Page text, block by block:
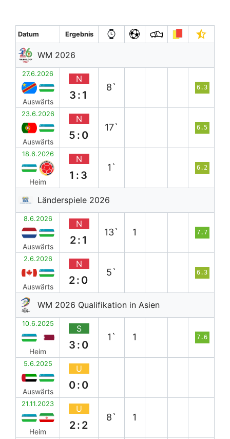
Datum Ergebnis
WM 2026
27.6.2026
Auswärts
N
3:1
8` 6.3
23.6.2026
Auswärts
N
5:0
17` 6.5
18.6.2026
Heim
N
1:3
1` 6.2
Länderspiele 2026
8.6.2026
Auswärts
N
2:1
13` 1 7.7
2.6.2026
Auswärts
N
2:0
5` 6.3
WM 2026 Qualifikation in Asien
10.6.2025
Heim
S
3:0
1` 1 7.6
5.6.2025
Auswärts
U
0:0
21.11.2023
Heim
U
2:2
8` 1